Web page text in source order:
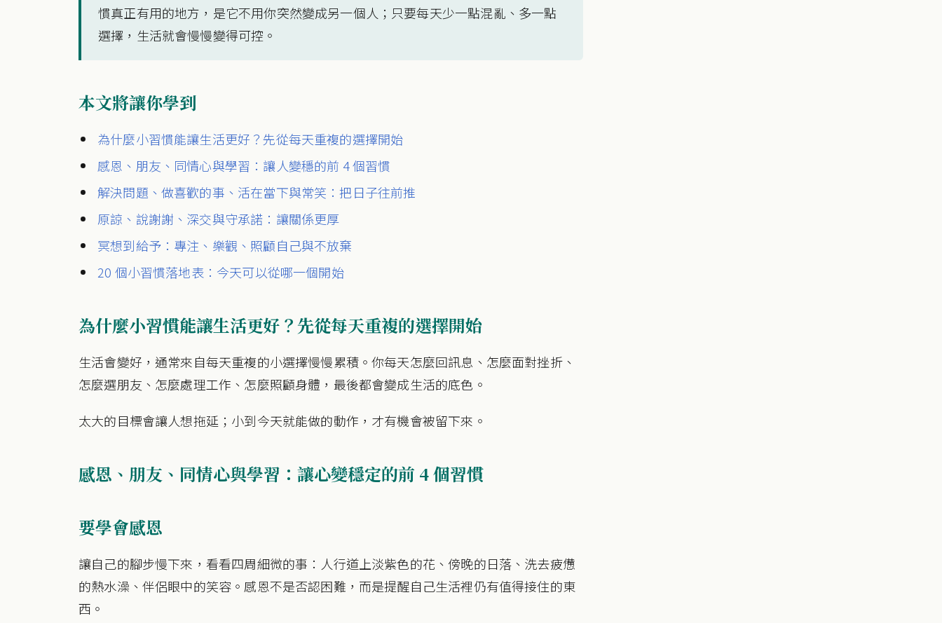
慣真正有用的地方，是它不用你突然變成另一個人；只要每天少一點混亂、多一點
選擇，生活就會慢慢變得可控。
本文將讓你學到
為什麼小習慣能讓生活更好？先從每天重複的選擇開始
感恩、朋友、同情心與學習：讓人變穩的前 4 個習慣
解決問題、做喜歡的事、活在當下與常笑：把日子往前推
原諒、說謝謝、深交與守承諾：讓關係更厚
冥想到給予：專注、樂觀、照顧自己與不放棄
20 個小習慣落地表：今天可以從哪一個開始
為什麼小習慣能讓生活更好？先從每天重複的選擇開始
生活會變好，通常來自每天重複的小選擇慢慢累積。你每天怎麼回訊息、怎麼面對挫折、
怎麼選朋友、怎麼處理工作、怎麼照顧身體，最後都會變成生活的底色。
太大的目標會讓人想拖延；小到今天就能做的動作，才有機會被留下來。
感恩、朋友、同情心與學習：讓心變穩定的前 4 個習慣
要學會感恩
讓自己的腳步慢下來，看看四周細微的事：人行道上淡紫色的花、傍晚的日落、洗去疲憊
的熱水澡、伴侶眼中的笑容。感恩不是否認困難，而是提醒自己生活裡仍有值得接住的東
西。